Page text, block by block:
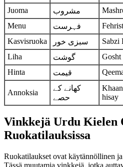
Juoma
مشروب
Menu
فہرست Fehrist
Kasvisruoka
سبزی خور Sabzi
Liha
گوشت Gosht
Hinta
قیمت
Annoksia
کھانے کے
حصے
hisay
Vinkkejä Urdu Kielen
Ruokatilauksissa
Ruokatilaukset ovat käytännöllinen